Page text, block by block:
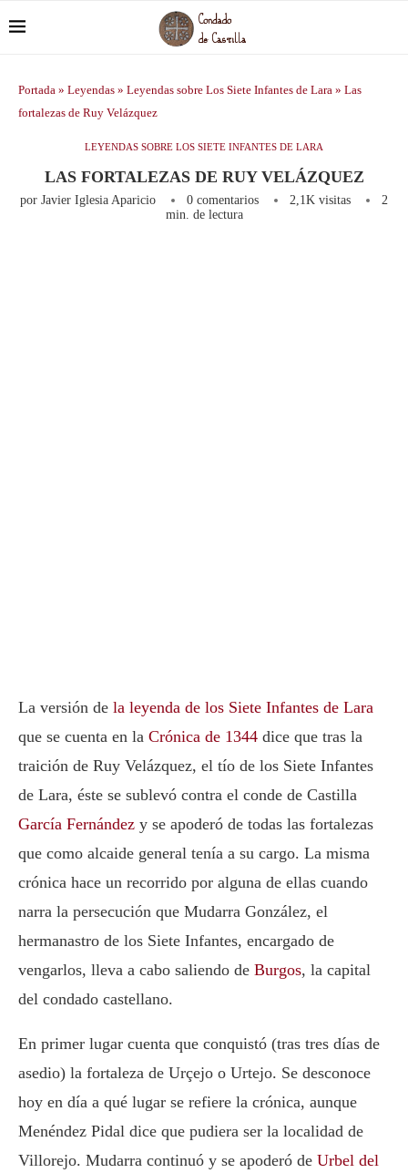
Portada » Leyendas » Leyendas sobre Los Siete Infantes de Lara » Las
fortalezas de Ruy Velázquez
LEYENDAS SOBRE LOS SIETE INFANTES DE LARA
LAS FORTALEZAS DE RUY VELÁZQUEZ
por Javier Iglesia Aparicio 0 comentarios 2,1K visitas
2
min. de lectura
La versión de la leyenda de los Siete Infantes de Lara
que se cuenta en la Crónica de 1344 dice que tras la
traición de Ruy Velázquez, el tío de los Siete Infantes
de Lara, éste se sublevó contra el conde de Castilla
García Fernández y se apoderó de todas las fortalezas
que como alcaide general tenía a su cargo. La misma
crónica hace un recorrido por alguna de ellas cuando
narra la persecución que Mudarra González, el
hermanastro de los Siete Infantes, encargado de
vengarlos, lleva a cabo saliendo de Burgos, la capital
del condado castellano.
En primer lugar cuenta que conquistó (tras tres días de
asedio) la fortaleza de Urçejo o Urtejo. Se desconoce
hoy en día a qué lugar se refiere la crónica, aunque
Menéndez Pidal dice que pudiera ser la localidad de
Villorejo. Mudarra continuó y se apoderó de Urbel del